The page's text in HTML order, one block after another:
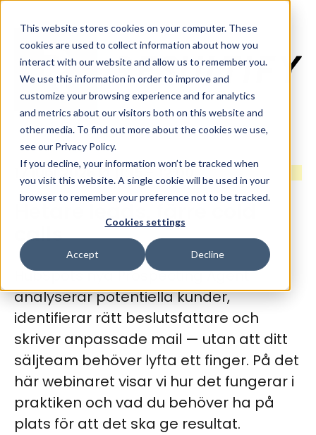
This website stores cookies on your computer. These
cookies are used to collect information about how you
interact with our website and allow us to remember you.
We use this information in order to improve and
customize your browsing experience and for analytics
and metrics about our visitors both on this website and
other media. To find out more about the cookies we use,
see our Privacy Policy.
If you decline, your information won’t be tracked when
you visit this website. A single cookie will be used in your
browser to remember your preference not to be tracked.
Cookies settings
Accept Decline
17 juni 2026 kl 11:15 - 12:00
Hetare leads, färre cold
calls
HubSpots nya Prospecting Agent
analyserar potentiella kunder,
identifierar rätt beslutsfattare och
skriver anpassade mail — utan att ditt
säljteam behöver lyfta ett finger. På det
här webinaret visar vi hur det fungerar i
praktiken och vad du behöver ha på
plats för att det ska ge resultat.